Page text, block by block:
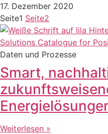
17. Dezember 2020
Seite1 Seite2
Daten und Prozesse
Smart,
Weiterlesen »